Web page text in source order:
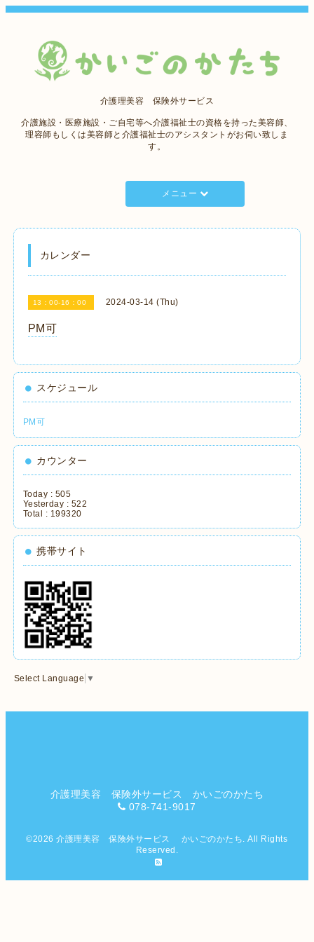
介護理美容 保険外サービス
介護施設・医療施設・ご自宅等へ介護福祉士の資格を持った美容師、
理容師もしくは美容師と介護福祉士のアシスタントがお伺い致しま
す。
メニュー
カレンダー
13：00-16：00 2024-03-14 (Thu)
PM可
スケジュール
PM可
カウンター
Today : 505
Yesterday : 522
Total : 199320
携帯サイト
Select Language ▼
介護理美容 保険外サービス かいごのかたち
078-741-9017
©2026介護理美容 保険外サービス かいごのかたち . All Rights
Reserved.